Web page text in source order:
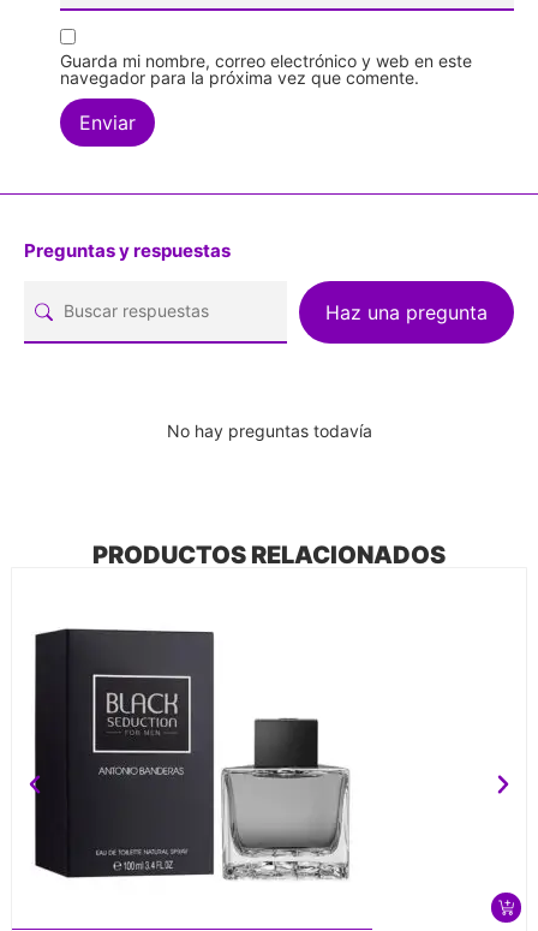
Guarda mi nombre, correo electrónico y web en este
navegador para la próxima vez que comente.
Preguntas y respuestas
Haz una pregunta
No hay preguntas todavía
PRODUCTOS RELACIONADOS